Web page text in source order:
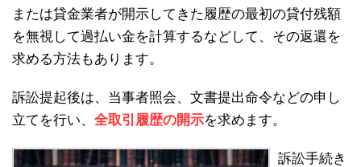
または貸金業者が開示してきた履歴の最初の貸付残額
を無視して過払い金を計算するなどして、その返還を
求める方法もあります。
訴訟提起後は、当事者照会、文書提出命令などの申し
立てを行い、 全取引履歴の開示を求めます。
訴訟手続き